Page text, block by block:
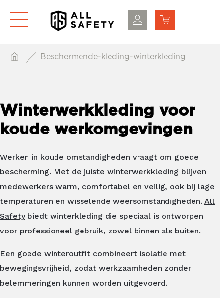
Beschermende-kleding-winterkleding
Winterwerkkleding voor
koude werkomgevingen
Werken in koude omstandigheden vraagt om goede
bescherming. Met de juiste winterwerkkleding blijven
medewerkers warm, comfortabel en veilig, ook bij lage
temperaturen en wisselende weersomstandigheden. All
Safetybiedt winterkleding die speciaal is ontworpen
voor professioneel gebruik, zowel binnen als buiten.
Een goede winteroutfit combineert isolatie met
bewegingsvrijheid, zodat werkzaamheden zonder
belemmeringen kunnen worden uitgevoerd.